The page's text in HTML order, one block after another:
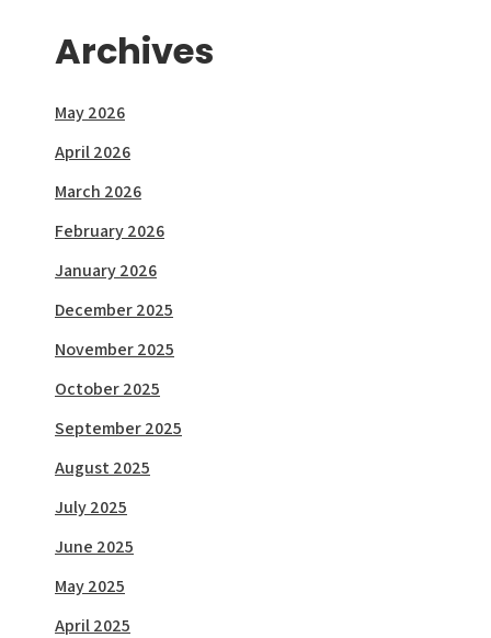
Archives
May 2026
April 2026
March 2026
February 2026
January 2026
December 2025
November 2025
October 2025
September 2025
August 2025
July 2025
June 2025
May 2025
April 2025